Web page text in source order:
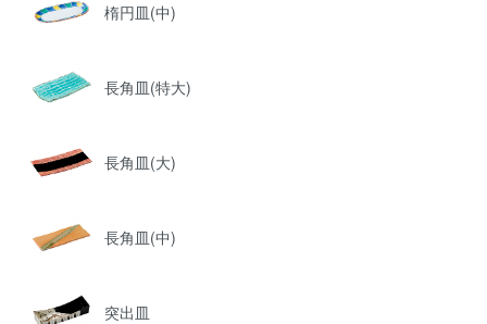
楕円皿(中)
長角皿(特大)
長角皿(大)
長角皿(中)
突出皿